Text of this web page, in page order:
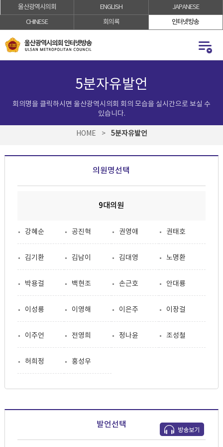
가
가
울산광역시의회 ENGLISH
JAPANESE
CHINESE
회의록 인터넷방송
5분자유발언
회의명을 클릭하시면 울산광역시의회 회의 모습을 실시간으로 보실 수
있습니다.
HOME > 5분자유발언
의원명선택
9대의원
강혜순 공진혁 권영애 권태호
김기환 김남이 김대영 노명환
박용걸 백현조 손근호 안대룡
이성룡 이영해 이은주 이장걸
이주언 전영희 정나윤 조성철
허희정 홍성우
발언선택